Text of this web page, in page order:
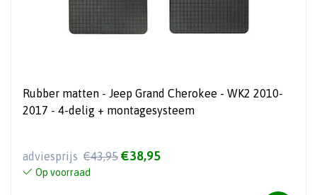
Rubber matten - Jeep Grand Cherokee - WK2 2010-
2017 - 4-delig + montagesysteem
adviesprijs €43,95 €38,95
Op voorraad